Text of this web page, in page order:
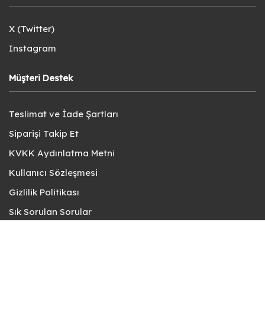
X (Twitter)
Instagram
Müşteri Destek
Teslimat ve İade Şartları
Siparişi Takip Et
KVKK Aydınlatma Metni
Kullanıcı Sözleşmesi
Gizlilik Politikası
Sık Sorulan Sorular